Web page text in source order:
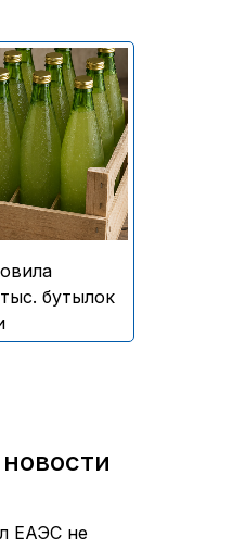
70 тыс.
воды и
напитков
бутылок
ЕАЭС не